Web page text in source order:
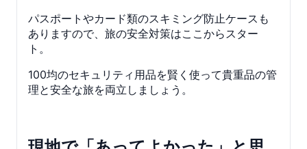
パスポートやカード類のスキミング防止ケースも
ありますので、旅の安全対策はここからスター
ト。
100均のセキュリティ用品を賢く使って貴重品の管
理と安全な旅を両立しましょう。